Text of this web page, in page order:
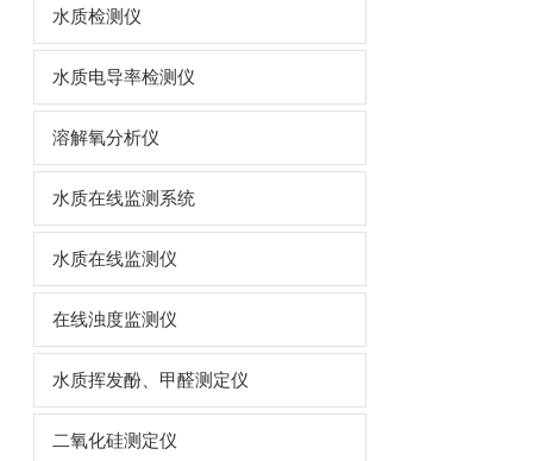
水质检测仪
水质电导率检测仪
溶解氧分析仪
水质在线监测系统
水质在线监测仪
在线浊度监测仪
水质挥发酚、甲醛测定仪
二氧化硅测定仪